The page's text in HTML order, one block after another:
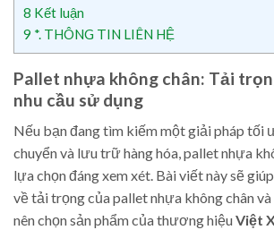
8 Kết luận
9 *. THÔNG TIN LIÊN HỆ
Pallet nhựa không chân: Tải
nhu cầu sử dụng
Nếu bạn đang tìm kiếm một giải pháp tối
chuyển và lưu trữ hàng hóa, pallet nhựa
lựa chọn đáng xem xét. Bài viết này sẽ
về tải trọng của pallet nhựa không chân
nên chọn sản phẩm của thương hiệuViệt